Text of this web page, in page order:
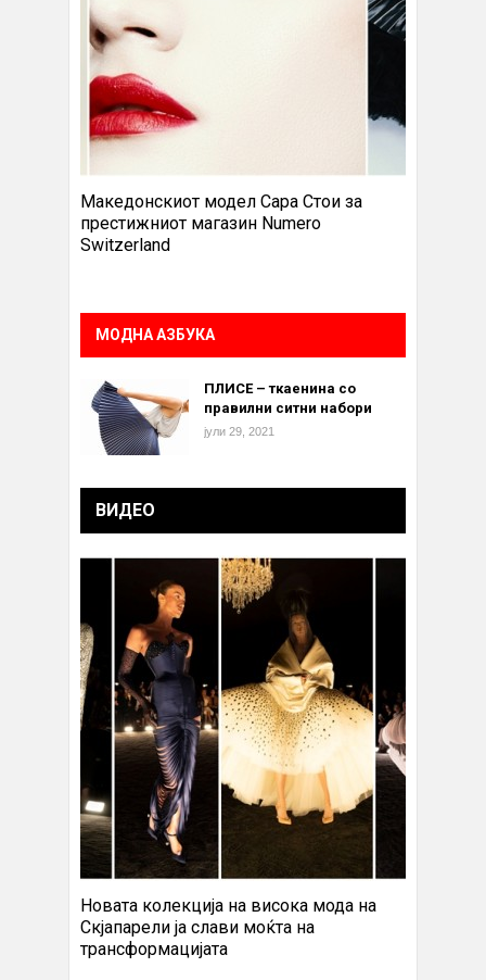
Македонскиот модел Сара Стои за
престижниот магазин Numero
Switzerland
МОДНА АЗБУКА
ПЛИСЕ – ткаенина со
правилни ситни набори
јули 29, 2021
ВИДЕО
Новата колекција на висока мода на
Скјапарели ја слави моќта на
трансформацијата